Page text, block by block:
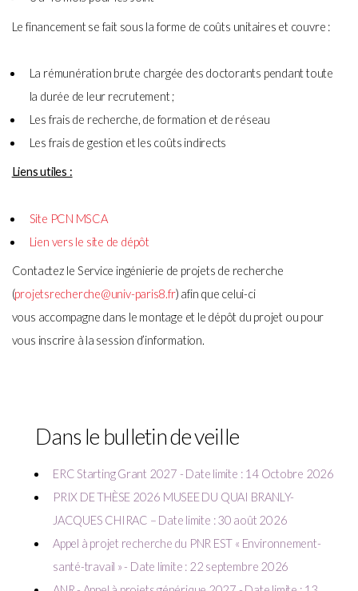
Le financement se fait sous la forme de coûts unitaires et couvre :
La rémunération brute chargée des doctorants pendant toute
la durée de leur recrutement ;
Les frais de recherche, de formation et de réseau
Les frais de gestion et les coûts indirects
Liens utiles :
Site PCN MSCA
Lien vers le site de dépôt
Contactez le Service ingénierie de projets de recherche
(projetsrecherche@univ-paris8.fr) afin que celui-ci
vous accompagne dans le montage et le dépôt du projet ou pour
vous inscrire à la session d’information.
Dans le bulletin de veille
ERC Starting Grant 2027 - Date limite : 14 Octobre 2026
PRIX DE THÈSE 2026 MUSEE DU QUAI BRANLY-
JACQUES CHIRAC – Date limite : 30 août 2026
Appel à projet recherche du PNR EST « Environnement-
santé-travail » - Date limite : 22 septembre 2026